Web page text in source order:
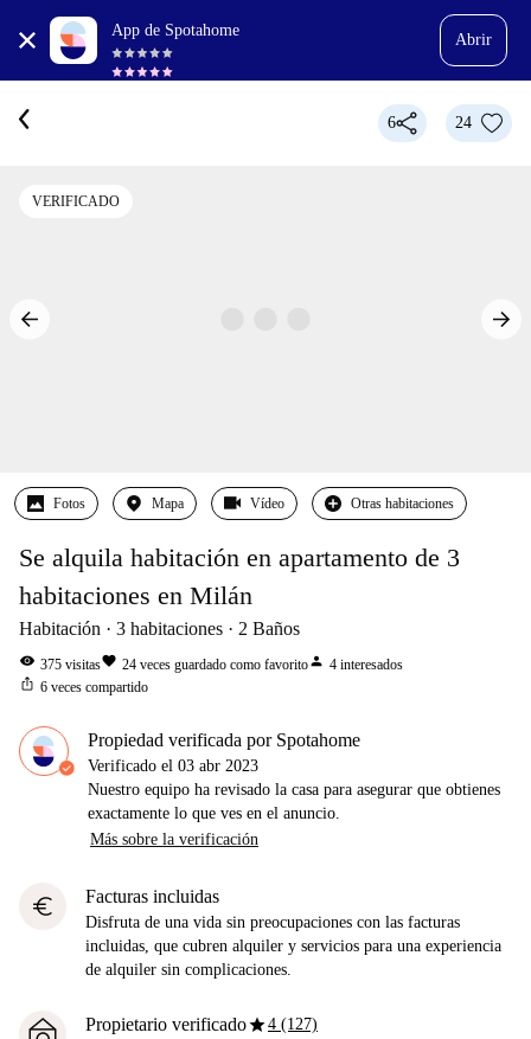
App de Spotahome
Abrir
6 24
VERIFICADO
Fotos Mapa Vídeo Otras habitaciones
Se alquila habitación en apartamento de 3
habitaciones en Milán
Habitación 3 habitaciones 2 Baños
visibility 375 visitasfavorite 24 veces guardado como favoritoperson 4 interesados
ios_share 6 veces compartido
Propiedad verificada por Spotahome
Verificado el 03 abr 2023
Nuestro equipo ha revisado la casa para asegurar que obtienes
exactamente lo que ves en el anuncio.
Más sobre la verificación
euro Facturas incluidas
Disfruta de una vida sin preocupaciones con las facturas
incluidas, que cubren alquiler y servicios para una experiencia
de alquiler sin complicaciones.
Propietario verificadostar4 (127)